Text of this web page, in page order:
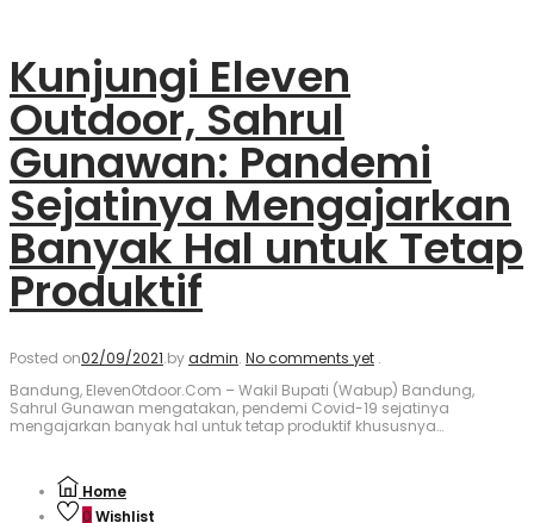
Kunjungi Eleven
Outdoor, Sahrul
Gunawan: Pandemi
Sejatinya Mengajarkan
Banyak Hal untuk Tetap
Produktif
Posted on02/09/2021.byadmin. No comments yet .
Bandung, ElevenOtdoor.Com – Wakil Bupati (Wabup) Bandung,
Sahrul Gunawan mengatakan, pendemi Covid-19 sejatinya
mengajarkan banyak hal untuk tetap produktif khususnya…
Home
0 Wishlist